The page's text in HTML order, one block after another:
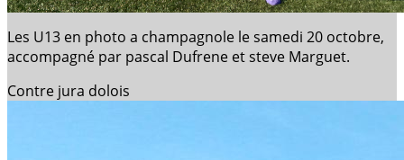
Les U13 en photo a champagnole le samedi 20 octobre,
accompagné par pascal Dufrene et steve Marguet.
Contre jura dolois